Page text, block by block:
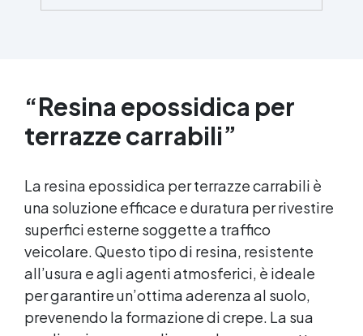
aumentando la durata nel tempo. ✅
del materiale, garantendo un trattamento
efficace e duratura 🔹 Resa : Supporti poco
assorbenti: fino a 30 m²/L Supporti
24 ore Se il tuo terrazzo ha delle fughe rotte,
dei buchi o dei fori, acquista il mastice
epossidico bicomponente “Magelestic” per
consolidarle e renderle impermeabili.
“Resina epossidica per
terrazze carrabili”
La resina epossidica per terrazze carrabili è
una soluzione efficace e duratura per rivestire
superfici esterne soggette a traffico
veicolare. Questo tipo di resina, resistente
all’usura e agli agenti atmosferici, è ideale
per garantire un’ottima aderenza al suolo,
prevenendo la formazione di crepe. La sua